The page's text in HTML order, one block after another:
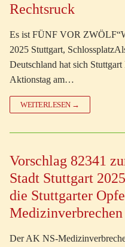
Rechtsruck
Es ist FÜNF VOR
2025 Stuttgart,
Deutschland hat sich
Aktionstag am…
WEITERLESEN →
Vorschlag 82341
Stadt Stuttgart
die Stuttgarter
Medizinverbrechen
Der AK NS-